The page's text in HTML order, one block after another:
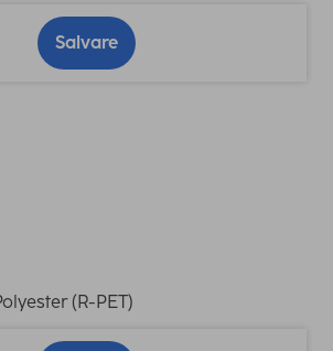
Salvare
(R-PET)